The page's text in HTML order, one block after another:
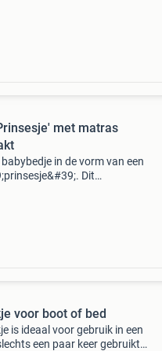
met matras
in de vorm van een
Dit
voor boot of bed
is ideaal voor gebruik in een
een paar keer gebruikt